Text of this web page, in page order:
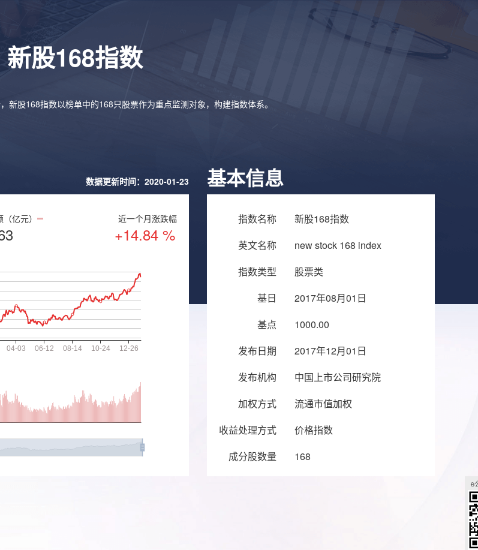
新股168指数
新股168指数以榜单中的168只股票作为重点监测对象，构建指数体系。
数据更新时间：2020-01-23
亿元） 近一个月涨跌幅
+14.84 %
基本信息
指数名称
新股168指数
英文名称
new stock 168 index
指数类型
股票类
基日
2017年08月01日
基点
1000.00
发布日期
2017年12月01日
发布机构
中国上市公司研究院
加权方式
流通市值加权
收益处理方式
价格指数
成分股数量
168